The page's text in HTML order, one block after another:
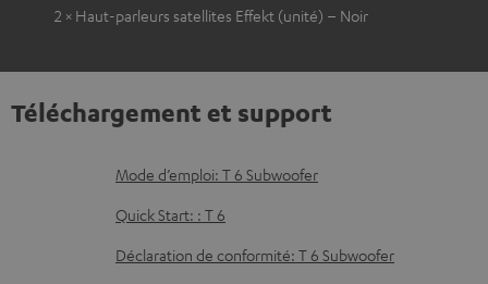
2 × Haut-parleurs satellites Effekt (unité) – Noir
Téléchargement et support
D
o
Mode d’emploi: T 6 Subwoofer
Quick Start: : T 6
Déclaration de conformité: T 6 Subwoofer